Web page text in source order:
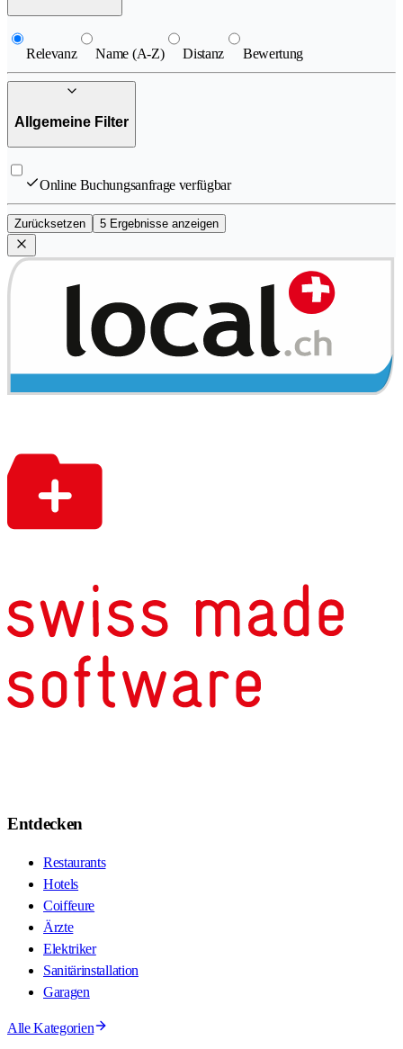
Relevanz Name (A-Z) Distanz Bewertung
Allgemeine Filter
Online Buchungsanfrage verfügbar
Zurücksetzen 5 Ergebnisse anzeigen
Entdecken
Restaurants
Hotels
Coiffeure
Ärzte
Elektriker
Sanitärinstallation
Garagen
Alle Kategorien